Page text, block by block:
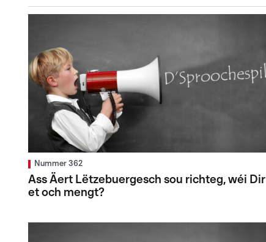
Nummer 362
Ass Äert Lëtzebuergesch sou richteg, wéi Dir
et och mengt?